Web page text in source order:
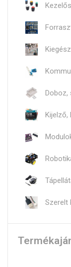
Doboz,
Kijelző,
Szerelt